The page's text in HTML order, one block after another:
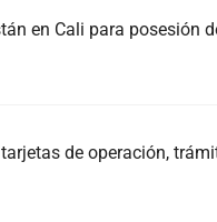
en Cali para posesión
de operación,